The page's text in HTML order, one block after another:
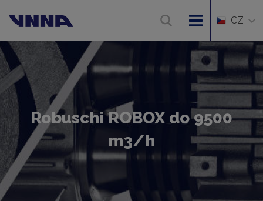
CZ
Robuschi ROBOX do 9500
m3/h